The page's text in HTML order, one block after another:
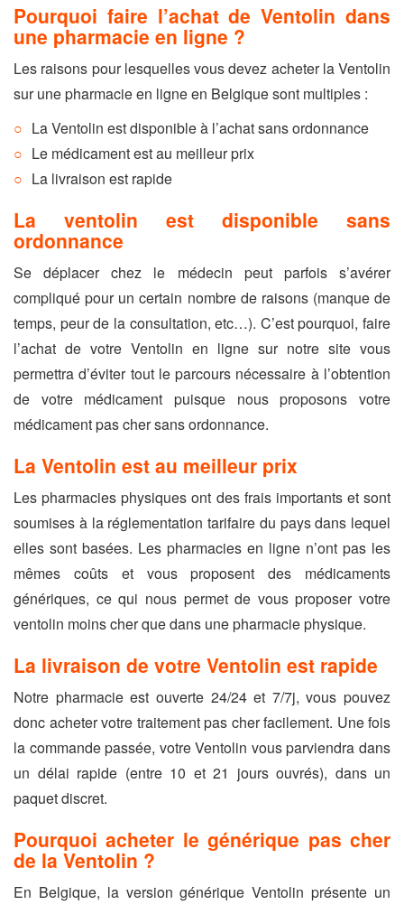
Pourquoi faire l’achat de Ventolin dans
une pharmacie en ligne ?
Les raisons pour lesquelles vous devez acheter la Ventolin
sur une pharmacie en ligne en Belgique sont multiples :
La Ventolin est disponible à l’achat sans ordonnance
Le médicament est au meilleur prix
La livraison est rapide
La ventolin est disponible sans
ordonnance
Se déplacer chez le médecin peut parfois s’avérer
compliqué pour un certain nombre de raisons (manque de
temps, peur de la consultation, etc…). C’est pourquoi, faire
l’achat de votre Ventolin en ligne sur notre site vous
permettra d’éviter tout le parcours nécessaire à l’obtention
de votre médicament puisque nous proposons votre
médicament pas cher sans ordonnance.
La Ventolin est au meilleur prix
Les pharmacies physiques ont des frais importants et sont
soumises à la réglementation tarifaire du pays dans lequel
elles sont basées. Les pharmacies en ligne n’ont pas les
mêmes coûts et vous proposent des médicaments
génériques, ce qui nous permet de vous proposer votre
ventolin moins cher que dans une pharmacie physique.
La livraison de votre Ventolin est rapide
Notre pharmacie est ouverte 24/24 et 7/7j, vous pouvez
donc acheter votre traitement pas cher facilement. Une fois
la commande passée, votre Ventolin vous parviendra dans
un délai rapide (entre 10 et 21 jours ouvrés), dans un
paquet discret.
Pourquoi acheter le générique pas cher
de la Ventolin ?
En Belgique, la version générique Ventolin présente un